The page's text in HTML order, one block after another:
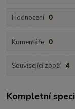
Hodnocení 0
Komentáře 0
Související zboží 4
Kompletní